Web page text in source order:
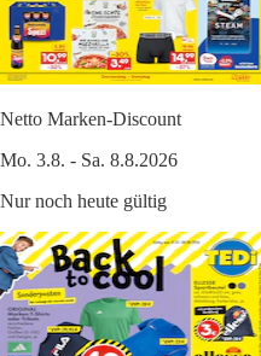
Netto Marken-Discount
Mo. 3.8. - Sa. 8.8.2026
Nur noch heute gültig